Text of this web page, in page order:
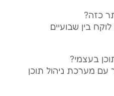
כזה?
בין שבועיים
בעצמי?
עם מערכת ניהול תוכן